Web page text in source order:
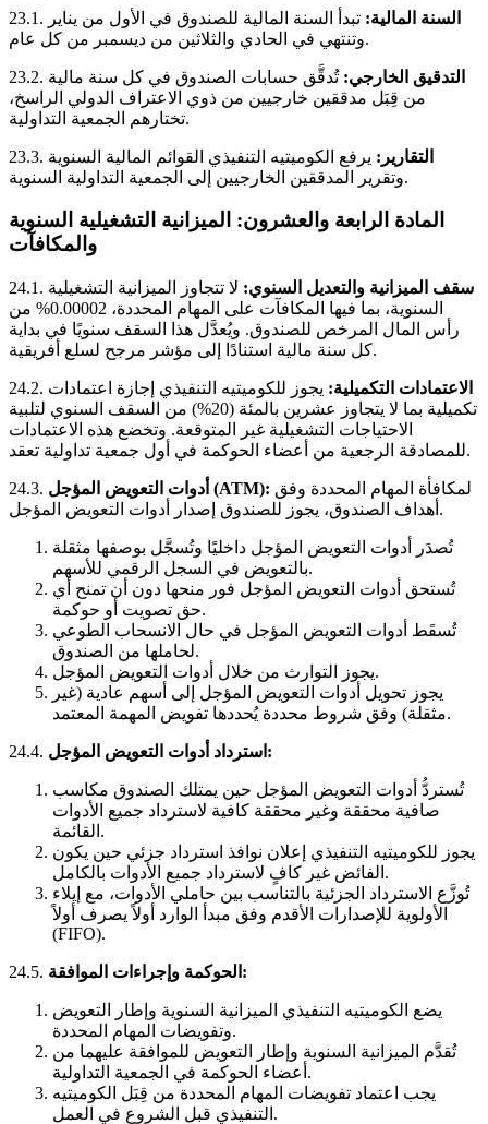
23.1. السنة المالية: تبدأ السنة المالية للصندوق في الأول من يناير
وتنتهي في الحادي والثلاثين من ديسمبر من كل عام.
23.2. التدقيق الخارجي: تُدقَّق حسابات الصندوق في كل سنة مالية
من قِبَل مدققين خارجيين من ذوي الاعتراف الدولي الراسخ،
تختارهم الجمعية التداولية.
23.3. التقارير: يرفع الكوميتيه التنفيذي القوائم المالية السنوية
وتقرير المدققين الخارجيين إلى الجمعية التداولية السنوية.
المادة الرابعة والعشرون: الميزانية التشغيلية السنوية
والمكافآت
24.1. سقف الميزانية والتعديل السنوي: لا تتجاوز الميزانية التشغيلية
السنوية، بما فيها المكافآت على المهام المحددة، 0.00002% من
رأس المال المرخص للصندوق. ويُعدَّل هذا السقف سنويًا في بداية
كل سنة مالية استنادًا إلى مؤشر مرجح لسلع أفريقية.
24.2. الاعتمادات التكميلية: يجوز للكوميتيه التنفيذي إجازة اعتمادات
تكميلية بما لا يتجاوز عشرين بالمئة (20%) من السقف السنوي لتلبية
الاحتياجات التشغيلية غير المتوقعة. وتخضع هذه الاعتمادات
للمصادقة الرجعية من أعضاء الحوكمة في أول جمعية تداولية تعقد.
24.3. أدوات التعويض المؤجل (ATM):
أهداف الصندوق، يجوز للصندوق إصدار أدوات التعويض المؤجل.
تُصدَر أدوات التعويض المؤجل داخليًا وتُسجَّل بوصفها مثقلة
بالتعويض في السجل الرقمي للأسهم.
تُستحق أدوات التعويض المؤجل فور منحها دون أن تمنح أي
حق تصويت أو حوكمة.
تُسقَط أدوات التعويض المؤجل في حال الانسحاب الطوعي
لحاملها من الصندوق.
يجوز التوارث من خلال أدوات التعويض المؤجل.
يجوز تحويل أدوات التعويض المؤجل إلى أسهم عادية (غير
مثقلة) وفق شروط محددة يُحددها تفويض المهمة المعتمد.
24.4. استرداد أدوات التعويض المؤجل:
تُستردُّ أدوات التعويض المؤجل حين يمتلك الصندوق مكاسب
صافية محققة وغير محققة كافية لاسترداد جميع الأدوات
القائمة.
يجوز للكوميتيه التنفيذي إعلان نوافذ استرداد جزئي حين يكون
الفائض غير كافٍ لاسترداد جميع الأدوات بالكامل.
تُوزَّع الاسترداد الجزئية بالتناسب بين حاملي الأدوات، مع إيلاء
الأولوية للإصدارات الأقدم وفق مبدأ الوارد أولاً يصرف أولاً
(FIFO).
24.5. الحوكمة وإجراءات الموافقة:
يضع الكوميتيه التنفيذي الميزانية السنوية وإطار التعويض
وتفويضات المهام المحددة.
تُقدَّم الميزانية السنوية وإطار التعويض للموافقة عليهما من
أعضاء الحوكمة في الجمعية التداولية.
يجب اعتماد تفويضات المهام المحددة من قِبَل الكوميتيه
التنفيذي قبل الشروع في العمل.